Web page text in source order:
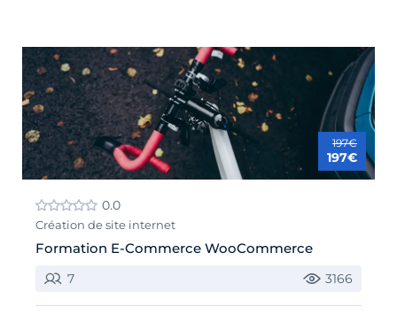
197€
197€
0.0
Création de site internet
Formation E-Commerce WooCommerce
7 3166